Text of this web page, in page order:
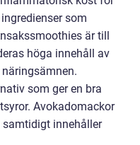
som
är till
höga innehåll av
som ger en bra
Avokadomackor
samtidigt innehåller